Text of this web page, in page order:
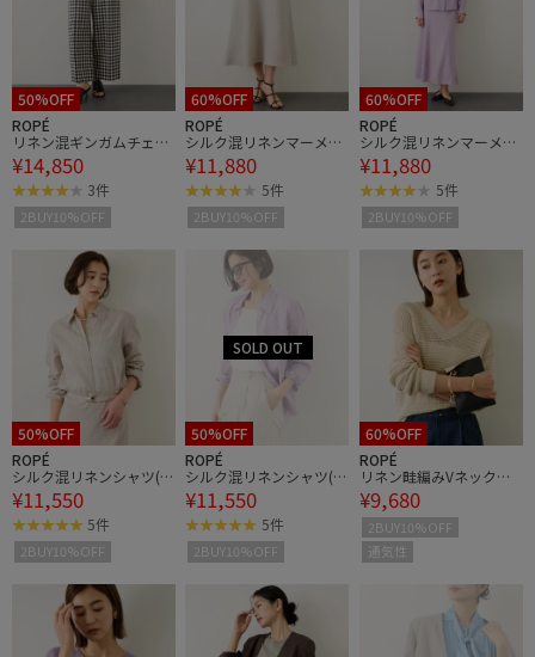
50%OFF
ROPÉ
リネン混ギンガムチェッ
クワイドパンツ/イージ
ーケア
¥14,850
3件
2BUY10%OFF
60%OFF
ROPÉ
シルク混リネンマーメイ
ドスカート(無地＆ストラ
イス)/セットアップ対
応・イージーケア
¥11,880
5件
2BUY10%OFF
60%OFF
ROPÉ
シルク混リネンマーメイ
ドスカート(無地＆ストラ
イス)/セットアップ対
応・イージーケア
¥11,880
5件
2BUY10%OFF
50%OFF
ROPÉ
シルク混リネンシャツ(無
地＆ストライプ)/イージ
ーケア・セットアップ対
応
¥11,550
5件
2BUY10%OFF
50%OFF
ROPÉ
シルク混リネンシャツ(無
地＆ストライプ)/イージ
ーケア・セットアップ対
応
¥11,550
5件
2BUY10%OFF
60%OFF
ROPÉ
リネン畦編みVネックニ
ット/イージーケア
¥9,680
2BUY10%OFF
通気性